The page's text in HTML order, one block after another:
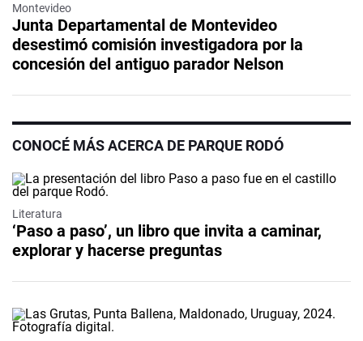
Montevideo
Junta Departamental de Montevideo
desestimó comisión investigadora por la
concesión del antiguo parador Nelson
CONOCÉ MÁS ACERCA DE PARQUE RODÓ
Literatura
‘Paso a paso’, un libro que invita a caminar,
explorar y hacerse preguntas